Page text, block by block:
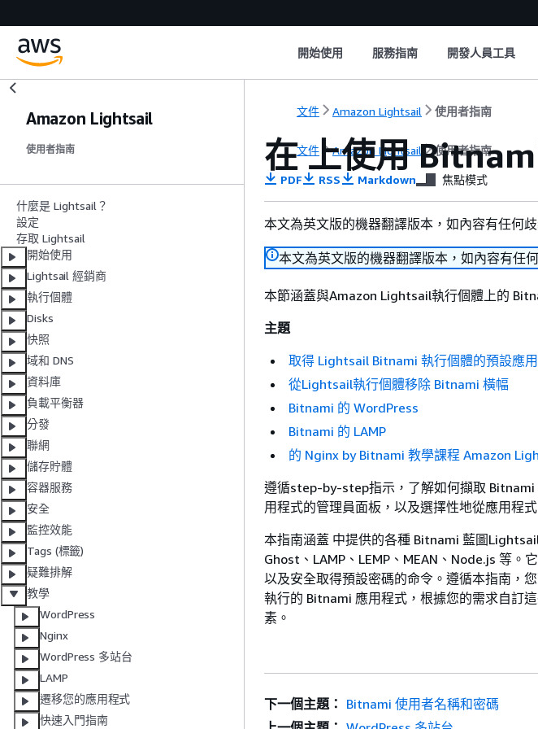
開始使用 服務指南 開發人員工具
Amazon Lightsail
使用者指南
什麼是 Lightsail？
設定
存取 Lightsail
開始使用
Lightsail 經銷商
執行個體
Disks
快照
域和 DNS
資料庫
負載平衡器
分發
聯網
儲存貯體
容器服務
安全
監控效能
Tags (標籤)
疑難排解
教學
WordPress
Nginx
WordPress 多站台
LAMP
遷移您的應用程式
快速入門指南
文件 Amazon Lightsail 使用者指南
文件 Amazon Lightsail 使用者指南
在 上使用
PDF RSS Markdown 焦點模式
本文為英文版的機器翻譯版本，如內容有任何
本文為英文版的機器翻譯版本，如內容有任
本節涵蓋與Amazon Lightsail執行個體上的
主題
取得 Lightsail Bitnami 執行個體的預設應
從Lightsail執行個體移除 Bitnami 橫幅
Bitnami 的 WordPress
Bitnami 的 LAMP
的 Nginx by Bitnami 教學課程 Amazon
遵循step-by-step指示，了解如何擷取
用程式的管理員面板，以及選擇性地從應用程
本指南涵蓋 中提供的各種 Bitnami 藍圖
Ghost、LAMP、LEMP、MEAN、Node.js 等。
以及安全取得預設密碼的命令。遵循本指南，
執行的 Bitnami 應用程式，根據您的需求自訂
素。
下一個主題： Bitnami 使用者名稱和密碼